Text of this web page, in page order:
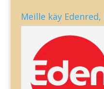
Meille käy